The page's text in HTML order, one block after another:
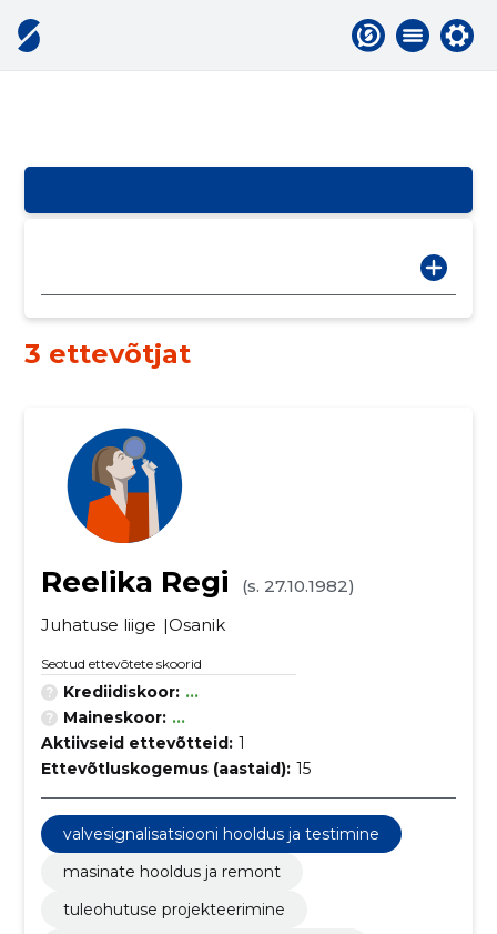
3 ettevõtjat
Reelika Regi
(s. 27.10.1982)
Juhatuse liige
Osanik
Seotud ettevõtete skoorid
Krediidiskoor: ...
Maineskoor: ...
Aktiivseid ettevõtteid: 1
Ettevõtluskogemus (aastaid): 15
valvesignalisatsiooni hooldus ja testimine
masinate hooldus ja remont
tuleohutuse projekteerimine